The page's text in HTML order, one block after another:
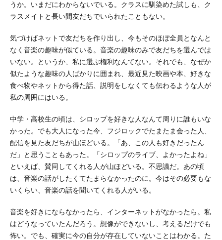
うか。いまだにわからないでいる。クラスに馴染めた試しも、ク
ラスメイトと長い間友だちでいられたこともない。
気づけばネットで友だちを作り出し、今もそのほぼ全員となんと
なく音楽の趣味が似ている。音楽の趣味のみで友だちを選んでは
いない。というか、私に選ぶ権利なんてない。それでも、なぜか
似たような趣味の人ばかりに囲まれ、最近見た映画や本、好きな
食べ物やネットから得た話、説明をしなくても伝わるような人が
私の周囲にはいる。
中学・高校生の頃は、シロップを好きな人なんて周りに誰もいな
かった。でも大人になった今、フジロックでたまたま会った人、
配信を見た友だちが山ほどいる。「あ、この人も好きだったん
だ」と思うこともあった。「シロップのライブ、よかったよね」
といえば、賛同してくれる人が山ほどいる。不思議だ。あの頃
は、音楽の話がしたくてたまらなかったのに。今はその必要もな
いくらい、音楽の話を聞いてくれる人がいる。
音楽を好きにならなかったら、インターネットがなかったら。私
はどうなっていたんだろう。想像ができないし、考えるだけでも
怖い。でも、確実に今の自分が存在していないことはわかる。た